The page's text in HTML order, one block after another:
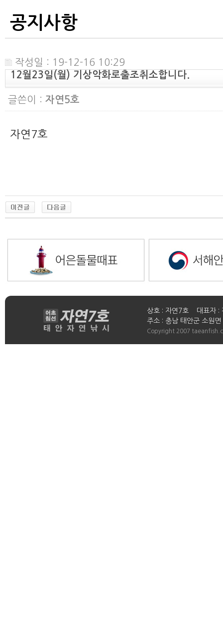
공지사항
작성일 : 19-12-16 10:29
12월23일(월) 기상악화로출조취소합니다.
글쓴이 : 자연5호
자연7호
상호 : 자연7호 대표자
주소 : 충남 태안군 소원
Copyright 2007